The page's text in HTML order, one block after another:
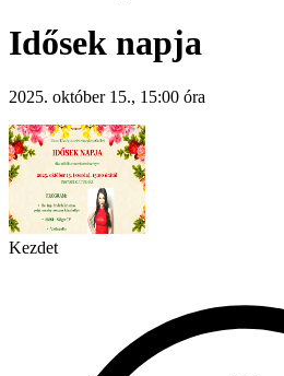
Idősek napja
2025. október 15., 15:00 óra
Kezdet